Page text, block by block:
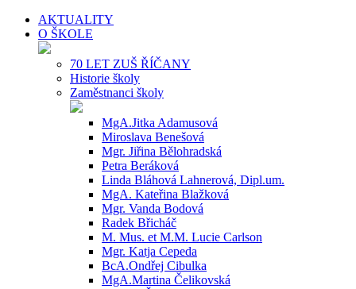
AKTUALITY
O ŠKOLE
70 LET ZUŠ ŘÍČANY
Historie školy
Zaměstnanci školy
MgA.Jitka Adamusová
Miroslava Benešová
Mgr. Jiřina Bělohradská
Petra Beráková
Linda Bláhová Lahnerová, Dipl.um.
MgA. Kateřina Blažková
Mgr. Vanda Bodová
Radek Břicháč
M. Mus. et M.M. Lucie Carlson
Mgr. Katja Cepeda
BcA.Ondřej Cibulka
MgA.Martina Čelikovská